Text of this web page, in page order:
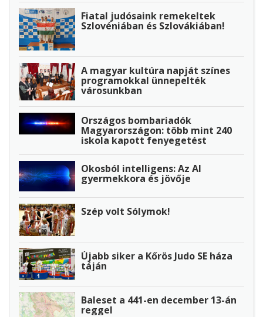
Fiatal judósaink remekeltek
Szlovéniában és Szlovákiában!
A magyar kultúra napját színes
programokkal ünnepelték
városunkban
Országos bombariadók
Magyarországon: több mint 240
iskola kapott fenyegetést
Okosból intelligens: Az AI
gyermekkora és jövője
Szép volt Sólymok!
Újabb siker a Kőrös Judo SE háza
táján
Baleset a 441-en december 13-án
reggel